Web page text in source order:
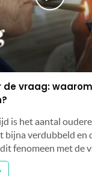
de vraag:
is het aantal
bijna verdubbeld en
fenomeen met de